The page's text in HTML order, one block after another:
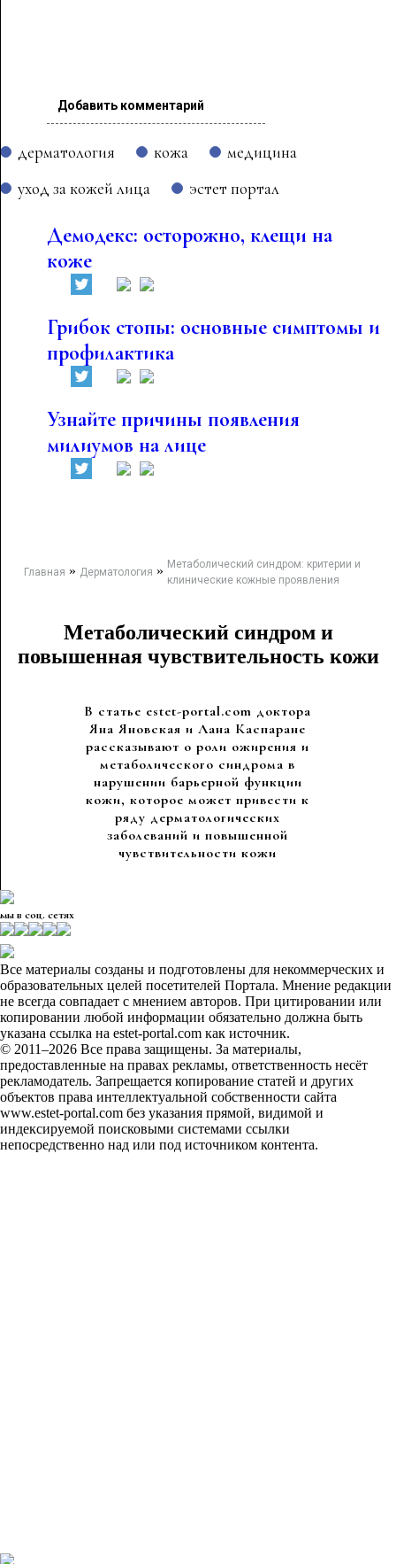
Добавить комментарий
дерматология кожа
медицина
уход за кожей лица
эстет портал
Демодекс: осторожно, клещи на
коже
Грибок стопы: основные симптомы и
профилактика
Узнайте причины появления
милиумов на лице
Главная » Дерматология » Метаболический синдром: критерии и
клинические кожные проявления
Метаболический синдром и
повышенная чувствительность кожи
В статье estet-portal.com доктора
Яна Яновская и Лана Каспаране
рассказывают о роли ожирения и
метаболического синдрома в
нарушении барьерной функции
кожи, которое может привести к
ряду дерматологических
заболеваний и повышенной
чувствительности кожи
мы в соц. сетях
Все материалы созданы и подготовлены для некоммерческих и
образовательных целей посетителей Портала. Мнение редакции
не всегда совпадает с мнением авторов. При цитировании или
копировании любой информации обязательно должна быть
указана ссылка на estet-portal.com как источник.
© 2011–2026 Все права защищены. За материалы,
предоставленные на правах рекламы, ответственность несёт
рекламодатель. Запрещается копирование статей и других
объектов права интеллектуальной собственности сайта
www.estet-portal.com без указания прямой, видимой и
индексируемой поисковыми системами ссылки
непосредственно над или под источником контента.